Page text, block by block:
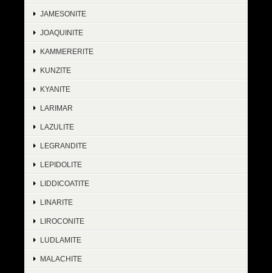
JAMESONITE
JOAQUINITE
KAMMERERITE
KUNZITE
KYANITE
LARIMAR
LAZULITE
LEGRANDITE
LEPIDOLITE
LIDDICOATITE
LINARITE
LIROCONITE
LUDLAMITE
MALACHITE